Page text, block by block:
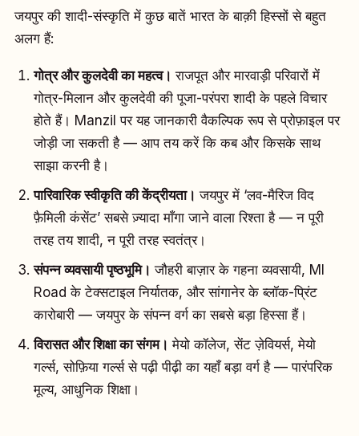
जयपुर की शादी-संस्कृति में कुछ बातें भारत के बाक़ी हिस्सों से बहुत
अलग हैं:
गोत्र और कुलदेवी का महत्व। राजपूत और मारवाड़ी परिवारों में
गोत्र-मिलान और कुलदेवी की पूजा-परंपरा शादी के पहले विचार
होते हैं। Manzil पर यह जानकारी वैकल्पिक रूप से प्रोफ़ाइल पर
जोड़ी जा सकती है — आप तय करें कि कब और किसके साथ
साझा करनी है।
पारिवारिक स्वीकृति की केंद्रीयता। जयपुर में ‘लव-मैरिज विद
फ़ैमिली कंसेंट’ सबसे ज़्यादा माँगा जाने वाला रिश्ता है — न पूरी
तरह तय शादी, न पूरी तरह स्वतंत्र।
संपन्न व्यवसायी पृष्ठभूमि। जौहरी बाज़ार के गहना व्यवसायी, MI
Road के टेक्सटाइल निर्यातक, और सांगानेर के ब्लॉक-प्रिंट
कारोबारी — जयपुर के संपन्न वर्ग का सबसे बड़ा हिस्सा हैं।
विरासत और शिक्षा का संगम। मेयो कॉलेज, सेंट ज़ेवियर्स, मेयो
गर्ल्स, सोफ़िया गर्ल्स से पढ़ी पीढ़ी का यहाँ बड़ा वर्ग है — पारंपरिक
मूल्य, आधुनिक शिक्षा।